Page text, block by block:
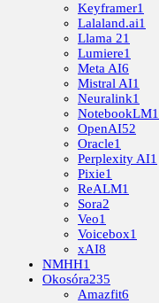
Keyframer1
Lalaland.ai1
Llama 21
Lumiere1
Meta AI6
Mistral AI1
Neuralink1
NotebookLM1
OpenAI52
Oracle1
Perplexity AI1
Pixie1
ReALM1
Sora2
Veo1
Voicebox1
xAI8
NMHH1
Okosóra235
Amazfit6